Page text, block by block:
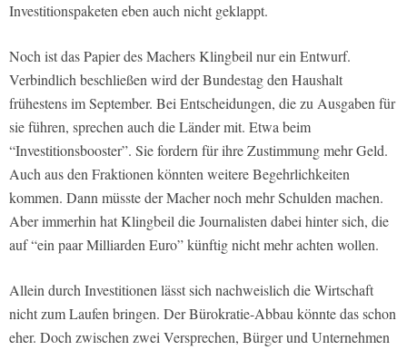
Investitionspaketen eben auch nicht geklappt.
Noch ist das Papier des Machers Klingbeil nur ein Entwurf.
Verbindlich beschließen wird der Bundestag den Haushalt
frühestens im September. Bei Entscheidungen, die zu Ausgaben für
sie führen, sprechen auch die Länder mit. Etwa beim
“Investitionsbooster”. Sie fordern für ihre Zustimmung mehr Geld.
Auch aus den Fraktionen könnten weitere Begehrlichkeiten
kommen. Dann müsste der Macher noch mehr Schulden machen.
Aber immerhin hat Klingbeil die Journalisten dabei hinter sich, die
auf “ein paar Milliarden Euro” künftig nicht mehr achten wollen.
Allein durch Investitionen lässt sich nachweislich die Wirtschaft
nicht zum Laufen bringen. Der Bürokratie-Abbau könnte das schon
eher. Doch zwischen zwei Versprechen, Bürger und Unternehmen